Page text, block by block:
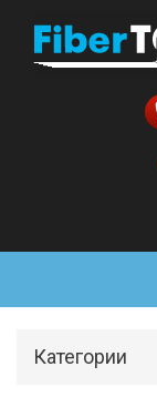
Категории